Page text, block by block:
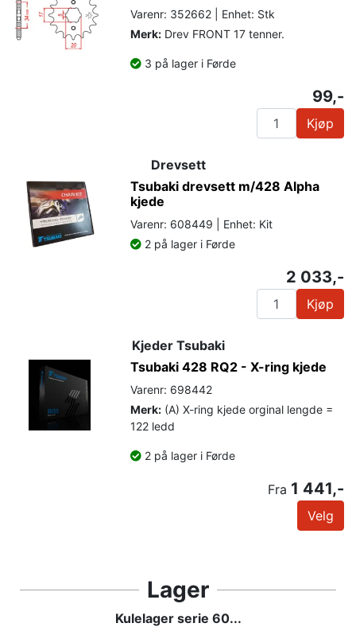
Varenr: 352662 | Enhet: Stk
Merk: Drev FRONT 17 tenner.
3 på lager i Førde
99,-
Kjøp
Drevsett
Tsubaki drevsett m/428 Alpha
kjede
Varenr: 608449 | Enhet: Kit
2 på lager i Førde
2 033,-
Kjøp
Kjeder Tsubaki
Tsubaki 428 RQ2 - X-ring kjede
Varenr: 698442
Merk: (A) X-ring kjede orginal lengde =
122 ledd
2 på lager i Førde
Fra 1 441,-
Velg
Lager
Kulelager serie 60...